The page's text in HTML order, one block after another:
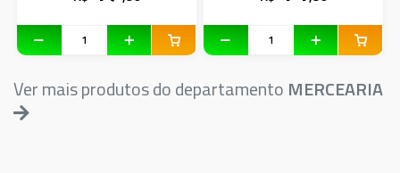
Ver mais produtos do departamento MERCEARIA